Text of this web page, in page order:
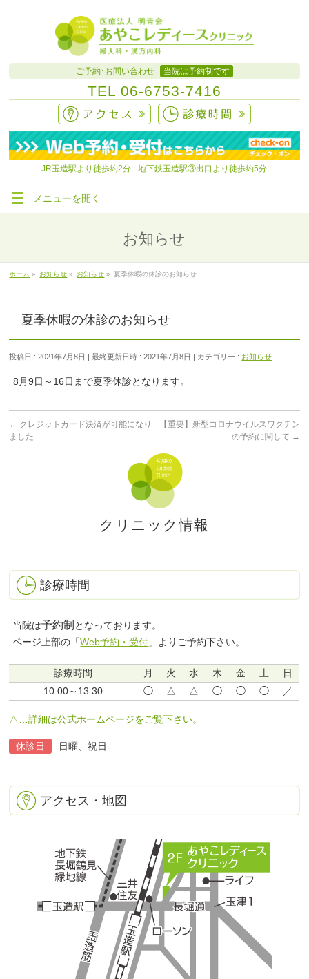
ご予約･お問い合わせ 当院は予約制です
TEL 06-6753-7416
JR玉造駅より徒歩約2分 地下鉄玉造駅③出口より徒歩約5分
メニューを開く
お知らせ
ホーム » お知らせ » お知らせ » 夏季休暇の休診のお知らせ
夏季休暇の休診のお知らせ
投稿日 : 2021年7月8日 最終更新日時 : 2021年7月8日 カテゴリー : お知らせ
8月9日～16日まで夏季休診となります。
← クレジットカード決済が可能になり
ました
【重要】新型コロナウイルスワクチン
の予約に関して →
クリニック情報
診療時間
当院は予約制 となっております。
ページ上部の「Web予約・受付 」よりご予約下さい。
診療時間 月 火 水 木 金 土
日
10:00～13:30
◯ △ △ ◯ ◯ ◯ ／
△…詳細は公式ホームページをご覧下さい。
休診日 日曜、祝日
アクセス・地図